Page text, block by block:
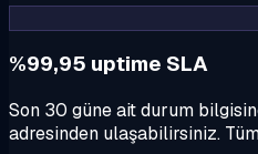
%99,95 uptime SLA
Son 30 güne ait durum
adresinden ulaşabilirsiniz.